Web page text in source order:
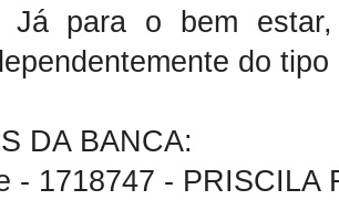
Já para o bem
do
DA BANCA:
- 1718747 - PRISCILA